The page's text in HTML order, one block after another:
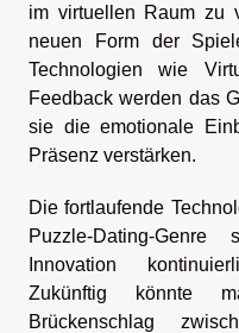
im virtuellen Raum zu
neuen Form der
Technologien wie
Feedback werden das
sie die emotionale
Präsenz verstärken.
Die fortlaufende
Puzzle-Dating-
Innovation
Zukünftig könnte
Brückenschlag